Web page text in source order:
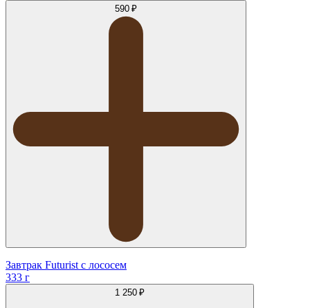
590 ₽
Завтрак Futurist с лососем
333 г
1 250 ₽